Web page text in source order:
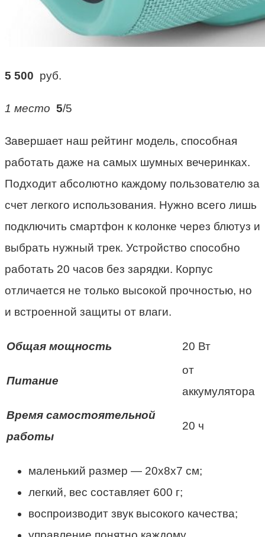
5 500 руб.
1 место 5/5
Завершает наш рейтинг модель, способная
работать даже на самых шумных вечеринках.
Подходит абсолютно каждому пользователю за
счет легкого использования. Нужно всего лишь
подключить смартфон к колонке через блютуз и
выбрать нужный трек. Устройство способно
работать 20 часов без зарядки. Корпус
отличается не только высокой прочностью, но
и встроенной защиты от влаги.
Общая мощность 20 Вт
Питание
от
аккумулятора
Время самостоятельной
работы
20 ч
маленький размер — 20х8х7 см;
легкий, вес составляет 600 г;
воспроизводит звук высокого качества;